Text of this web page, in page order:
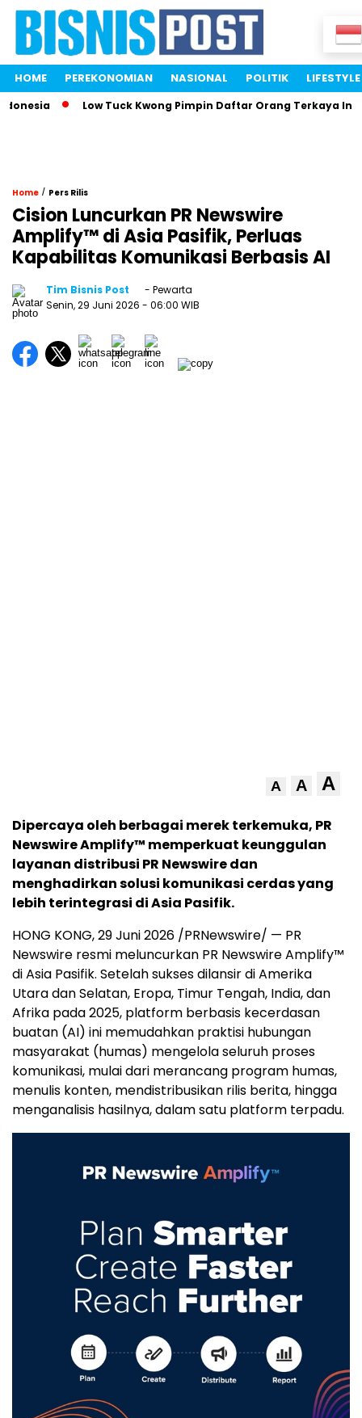
HOME PEREKONOMIAN NASIONAL POLITIK LIFESTYLE
Low Tuck Kwong Pimpin Daftar Orang Terkaya
Home / Pers Rilis
Cision Luncurkan PR Newswire
Amplify™ di Asia Pasifik, Perluas
Kapabilitas Komunikasi Berbasis AI
Tim Bisnis Post
- Pewarta
Senin, 29 Juni 2026 - 06:00 WIB
A A A
Dipercaya oleh berbagai merek terkemuka, PR
Newswire Amplify™ memperkuat keunggulan
layanan distribusi PR Newswire dan
menghadirkan solusi komunikasi cerdas yang
lebih terintegrasi di Asia Pasifik.
HONG KONG, 29 Juni 2026 /PRNewswire/ — PR
Newswire resmi meluncurkan PR Newswire Amplify™
di Asia Pasifik. Setelah sukses dilansir di Amerika
Utara dan Selatan, Eropa, Timur Tengah, India, dan
Afrika pada 2025, platform berbasis kecerdasan
buatan (AI) ini memudahkan praktisi hubungan
masyarakat (humas) mengelola seluruh proses
komunikasi, mulai dari merancang program humas,
menulis konten, mendistribusikan rilis berita, hingga
menganalisis hasilnya, dalam satu platform terpadu.